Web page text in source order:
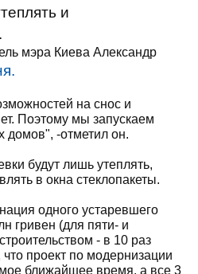
и
мэра Киева Александр
на снос и
Поэтому мы запускаем
домов", -отметил он.
будут лишь утеплять,
в окна стеклопакеты.
одного устаревшего
гривен (для пяти- и
- в 10 раз
проект по модернизации
ближайшее время, а все 3